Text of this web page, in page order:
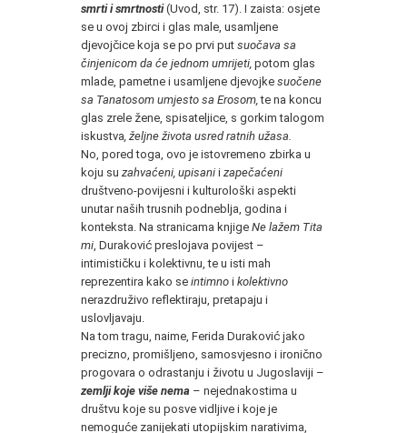
smrti i smrtnosti(Uvod, str. 17). I zaista: osjete
se u ovoj zbirci i glas male, usamljene
djevojčice koja se po prvi put suočava sa
činjenicom da će jednom umrijeti, potom glas
mlade, pametne i usamljene djevojke suočene
sa Tanatosom umjesto sa Erosom,te na koncu
glas zrele žene, spisateljice, s gorkim talogom
iskustva , željne života usred ratnih užasa.
No, pored toga, ovo je istovremeno zbirka u
koju su zahvaćeni, upisani i zapečaćeni
društveno-povijesni i kulturološki aspekti
unutar naših trusnih podneblja, godina i
konteksta. Na stranicama knjige Ne lažem Tita
mi , Duraković preslojava povijest –
intimističku i kolektivnu, te u isti mah
reprezentira kako se intimno i kolektivno
nerazdruživo reflektiraju, pretapaju i
uslovljavaju.
Na tom tragu, naime, Ferida Duraković jako
precizno, promišljeno, samosvjesno i ironično
progovara o odrastanju i životu u Jugoslaviji –
zemlji koje više nema – nejednakostima u
društvu koje su posve vidljive i koje je
nemoguće zanijekati utopijskim narativima,